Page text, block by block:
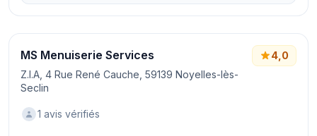
MS Menuiserie Services
Z.I.A, 4 Rue René Cauche, 59139 Noyelles-lès-
Seclin
4,0
1 avis vérifiés